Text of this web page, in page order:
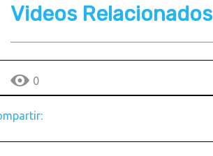
Videos Relacionados
0